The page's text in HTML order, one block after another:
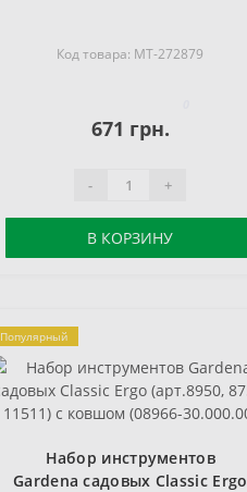
Код товара: MT-272879
671 грн.
- +
В КОРЗИНУ
Популярный
Набор инструментов
Gardena садовых Classic Ergo